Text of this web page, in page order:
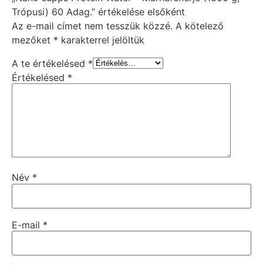
Trópusi) 60 Adag.” értékelése elsőként
Az e-mail címet nem tesszük közzé. A kötelező
mezőket * karakterrel jelöltük
A te értékelésed *
Értékelésed *
Név *
E-mail *